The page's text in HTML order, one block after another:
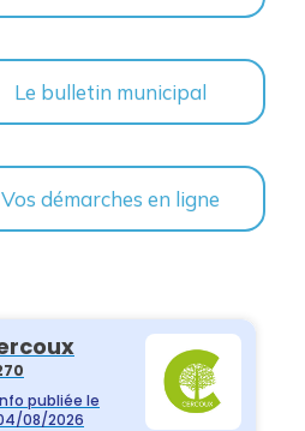
Le bulletin municipal
Vos démarches en ligne